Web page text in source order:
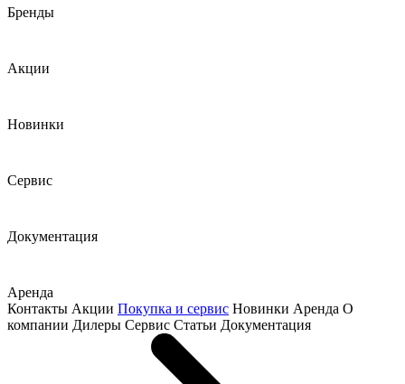
Бренды
Акции
Новинки
Сервис
Документация
Аренда
Контакты Акции Покупка и сервис Новинки Аренда О
компании Дилеры Сервис Статьи Документация